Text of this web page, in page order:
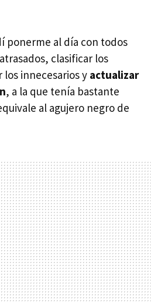
ponerme al día con todos
clasificar los
innecesarios y actualizar
, a la que tenía bastante
al agujero negro de